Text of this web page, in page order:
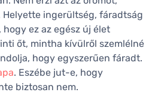
Helyette ingerültség, fáradtság
ez az egész új élet
őt, mintha kívülről szemlélné
hogy egyszerűen fáradt.
. Eszébe jut-e, hogy
biztosan nem.